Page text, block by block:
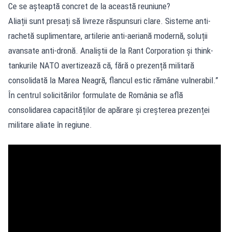
Ce se așteaptă concret de la această reuniune?
Aliații sunt presați să livreze răspunsuri clare. Sisteme anti-
rachetă suplimentare, artilerie anti-aeriană modernă, soluții
avansate anti-dronă. Analiștii de la Rant Corporation și think-
tankurile NATO avertizează că, fără o prezență militară
consolidată la Marea Neagră, flancul estic rămâne vulnerabil.”
În centrul solicitărilor formulate de România se află
consolidarea capacităților de apărare și creșterea prezenței
militare aliate în regiune.